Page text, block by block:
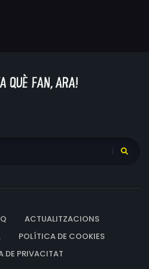
ACTUALITZACIONS
POLÍTICA DE COOKIES
DE PRIVACITAT